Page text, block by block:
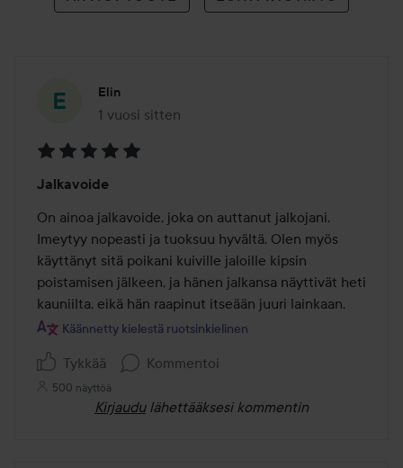
Elin
1 vuosi sitten
Viesti luotiin 1 vuosi sitten
5
/
5
Jalkavoide
On ainoa jalkavoide, joka on auttanut jalkojani.
Imeytyy nopeasti ja tuoksuu hyvältä. Olen myös
käyttänyt sitä poikani kuiville jaloille kipsin
poistamisen jälkeen, ja hänen jalkansa näyttivät heti
kauniilta, eikä hän raapinut itseään juuri lainkaan.
Käännetty kielestä ruotsinkielinen
Tykkää Kommentoi
500 näyttöä
Kirjaudu lähettääksesi kommentin